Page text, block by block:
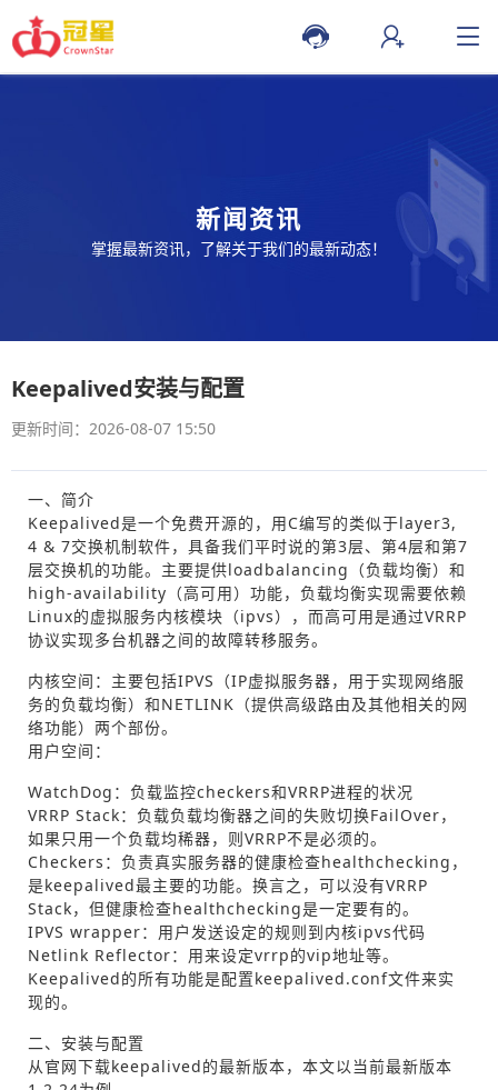
新闻资讯
掌握最新资讯，了解关于我们的最新动态！
Keepalived安装与配置
更新时间：2026-08-07 15:50
一、简介
Keepalived是一个免费开源的，用C编写的类似于layer3,
4 & 7交换机制软件，具备我们平时说的第3层、第4层和第7
层交换机的功能。主要提供loadbalancing（负载均衡）和
high-availability（高可用）功能，负载均衡实现需要依赖
Linux的虚拟服务内核模块（ipvs），而高可用是通过VRRP
协议实现多台机器之间的故障转移服务。
内核空间：主要包括IPVS（IP虚拟服务器，用于实现网络服
务的负载均衡）和NETLINK（提供高级路由及其他相关的网
络功能）两个部份。
用户空间：
WatchDog：负载监控checkers和VRRP进程的状况
VRRP Stack：负载负载均衡器之间的失败切换FailOver，
如果只用一个负载均稀器，则VRRP不是必须的。
Checkers：负责真实服务器的健康检查healthchecking，
是keepalived最主要的功能。换言之，可以没有VRRP
Stack，但健康检查healthchecking是一定要有的。
IPVS wrapper：用户发送设定的规则到内核ipvs代码
Netlink Reflector：用来设定vrrp的vip地址等。
Keepalived的所有功能是配置keepalived.conf文件来实
现的。
二、安装与配置
从官网下载keepalived的最新版本，本文以当前最新版本